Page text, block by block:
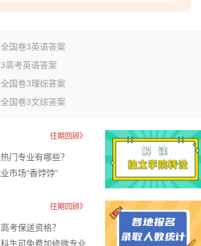
国卷3英语答案
高考英语答案
国卷3理综答案
国卷3文综答案
往期回顾》
门专业有哪些？
市场“香饽饽”​
往期回顾》
考保送资格？
生可免费加修微专业